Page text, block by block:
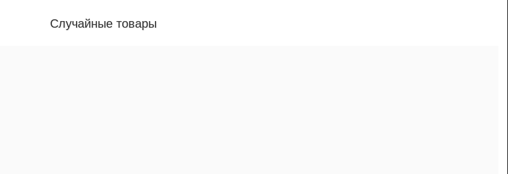
Случайные товары